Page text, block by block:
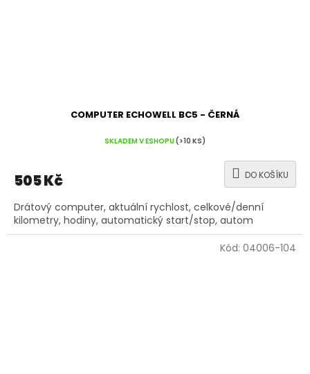
COMPUTER ECHOWELL BC5 - ČERNÁ
SKLADEM V ESHOPU(>10 KS)
505 Kč DO KOŠÍKU
Drátový computer, aktuální rychlost, celkové/denní
kilometry, hodiny, automatický start/stop, autom
Kód: 04006-104